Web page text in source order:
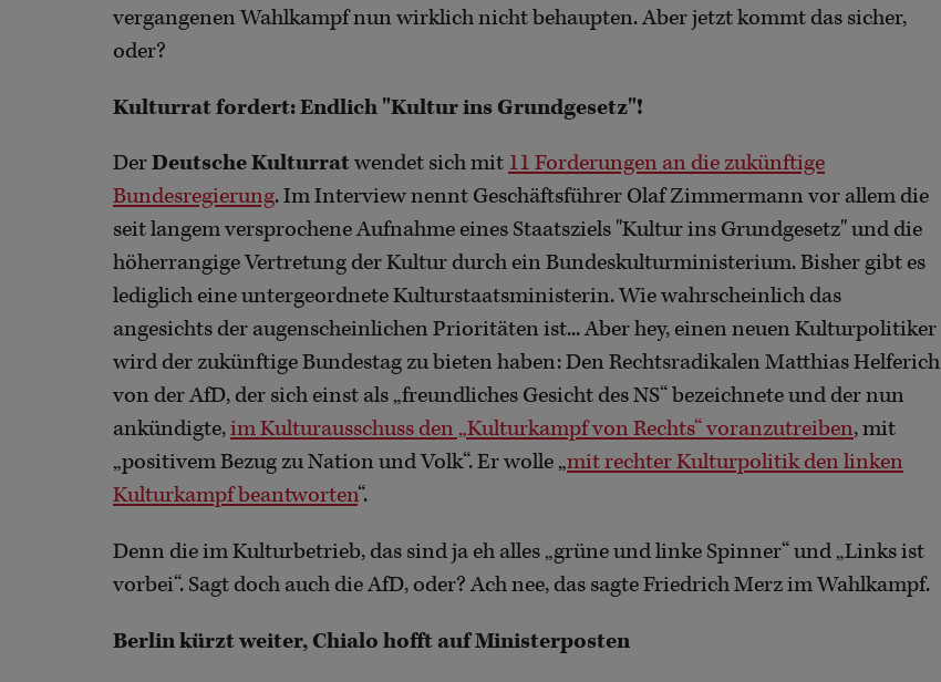
vergangenen Wahlkampf nun wirklich nicht behaupten. Aber jetzt kommt das sicher,
oder?
Kulturrat fordert: Endlich "Kultur ins Grundgesetz"!
DerDeutsche Kulturrat wendet sich mit 11 Forderungen an die zukünftige
Bundesregierung. Im Interview nennt Geschäftsführer Olaf Zimmermann vor allem die
seit langem versprochene Aufnahme eines Staatsziels "Kultur ins Grundgesetz" und die
höherrangige Vertretung der Kultur durch ein Bundeskulturministerium. Bisher gibt es
lediglich eine untergeordnete Kulturstaatsministerin. Wie wahrscheinlich das
angesichts der augenscheinlichen Prioritäten ist... Aber hey, einen neuen Kulturpolitiker
wird der zukünftige Bundestag zu bieten haben: Den Rechtsradikalen Matthias Helferich
von der AfD, der sich einst als „freundliches Gesicht des NS“ bezeichnete und der nun
ankündigte,im Kulturausschuss den „Kulturkampf von Rechts“ voranzutreiben, mit
„positivem Bezug zu Nation und Volk“. Er wolle „mit rechter Kulturpolitik den linken
Kulturkampf beantworten“.
Denn die im Kulturbetrieb, das sind ja eh alles „grüne und linke Spinner“ und „Links ist
vorbei“. Sagt doch auch die AfD, oder? Ach nee, das sagte Friedrich Merz im Wahlkampf.
Berlin kürzt weiter, Chialo hofft auf Ministerposten